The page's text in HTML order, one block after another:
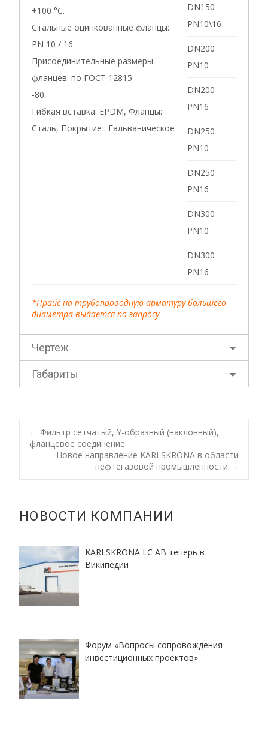
+100 °С.
Стальные оцинкованные фланцы:
PN 10 / 16.
Присоединительные размеры
фланцев: по ГОСТ 12815
-80.
Гибкая вставка: EPDM, Фланцы:
Сталь, Покрытие : Гальваническое
DN150
PN10\16
DN200
PN10
DN200
PN16
DN250
PN10
DN250
PN16
DN300
PN10
DN300
PN16
*Прайс на трубопроводную арматуру большего
диаметра выдается по запросу
Чертеж
Габариты
Post navigation
← Фильтр сетчатый, Y-образный (наклонный),
фланцевое соединение
Новое направление KARLSKRONA в области
нефтегазовой промышленности →
НОВОСТИ КОМПАНИИ
KARLSKRONA LC AB теперь в
Википедии
Форум «Вопросы сопровождения
инвестиционных проектов»